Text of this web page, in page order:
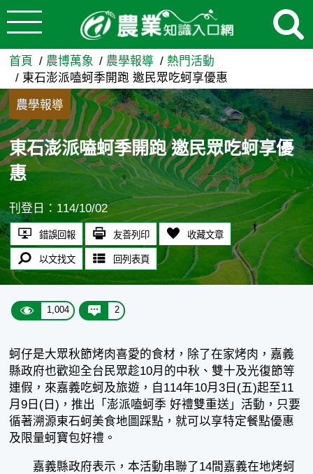
跳到主要內容
東石澎派嗑蚵季開跑 邀民眾
首頁 農博萬象 農學報導
熱門活動
東石澎派嗑蚵季開跑 邀民眾吃蚵享優惠
農學報導
東石澎派嗑蚵季開跑 邀民眾吃蚵享優
惠
刊登日：114/10/02
錯誤回報 友善列印 收藏文章
以文找文 回列表頁
1,004 2
蚵仔是大眾秋節烤肉喜愛的食材，除了在家烤肉，嘉義
縣政府也歡迎全台民眾趁10月的中秋、雙十及光復節等
連假，來嘉義吃蚵及旅遊，自114年10月3日(五)起至11
月9日(日)，推出「澎派嗑蚵季 好禮雙重送」活動，只要
循著溯源東石蚵美食地圖踩點，就可以享特定餐點優惠
及限量蚵寶包好禮。
嘉義縣政府表示，本活動串聯了14間嘉義在地烤蚵